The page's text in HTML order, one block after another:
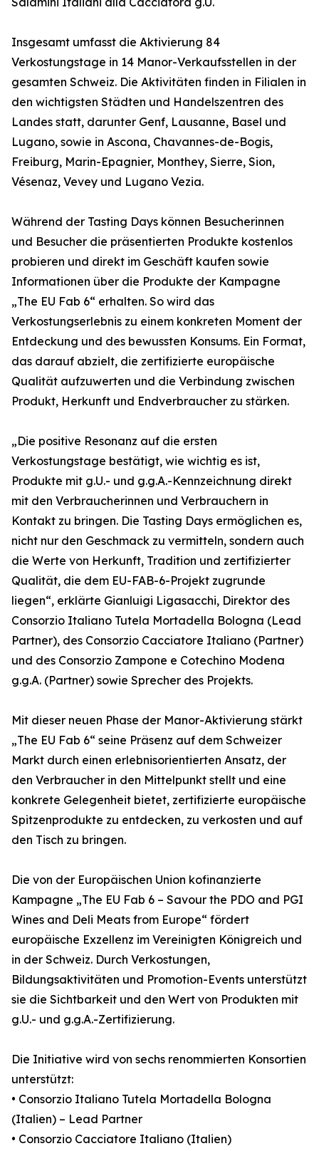
Insgesamt umfasst die Aktivierung 84
Verkostungstage in 14 Manor-Verkaufsstellen in der
gesamten Schweiz. Die Aktivitäten finden in Filialen in
den wichtigsten Städten und Handelszentren des
Landes statt, darunter Genf, Lausanne, Basel und
Lugano, sowie in Ascona, Chavannes-de-Bogis,
Freiburg, Marin-Epagnier, Monthey, Sierre, Sion,
Vésenaz, Vevey und Lugano Vezia.
Während der Tasting Days können Besucherinnen
und Besucher die präsentierten Produkte kostenlos
probieren und direkt im Geschäft kaufen sowie
Informationen über die Produkte der Kampagne
„The EU Fab 6“ erhalten. So wird das
Verkostungserlebnis zu einem konkreten Moment der
Entdeckung und des bewussten Konsums. Ein Format,
das darauf abzielt, die zertifizierte europäische
Qualität aufzuwerten und die Verbindung zwischen
Produkt, Herkunft und Endverbraucher zu stärken.
„Die positive Resonanz auf die ersten
Verkostungstage bestätigt, wie wichtig es ist,
Produkte mit g.U.- und g.g.A.-Kennzeichnung direkt
mit den Verbraucherinnen und Verbrauchern in
Kontakt zu bringen. Die Tasting Days ermöglichen es,
nicht nur den Geschmack zu vermitteln, sondern auch
die Werte von Herkunft, Tradition und zertifizierter
Qualität, die dem EU-FAB-6-Projekt zugrunde
liegen“, erklärte Gianluigi Ligasacchi, Direktor des
Consorzio Italiano Tutela Mortadella Bologna (Lead
Partner), des Consorzio Cacciatore Italiano (Partner)
und des Consorzio Zampone e Cotechino Modena
g.g.A. (Partner) sowie Sprecher des Projekts.
Mit dieser neuen Phase der Manor-Aktivierung stärkt
„The EU Fab 6“ seine Präsenz auf dem Schweizer
Markt durch einen erlebnisorientierten Ansatz, der
den Verbraucher in den Mittelpunkt stellt und eine
konkrete Gelegenheit bietet, zertifizierte europäische
Spitzenprodukte zu entdecken, zu verkosten und auf
den Tisch zu bringen.
Die von der Europäischen Union kofinanzierte
Kampagne „The EU Fab 6 – Savour the PDO and PGI
Wines and Deli Meats from Europe“ fördert
europäische Exzellenz im Vereinigten Königreich und
in der Schweiz. Durch Verkostungen,
Bildungsaktivitäten und Promotion-Events unterstützt
sie die Sichtbarkeit und den Wert von Produkten mit
g.U.- und g.g.A.-Zertifizierung.
Die Initiative wird von sechs renommierten Konsortien
unterstützt:
• Consorzio Italiano Tutela Mortadella Bologna
(Italien) – Lead Partner
• Consorzio Cacciatore Italiano (Italien)